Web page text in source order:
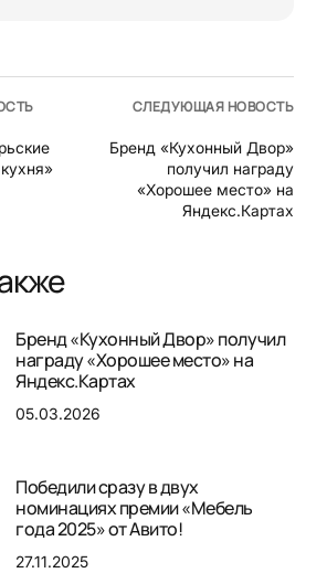
СЛЕДУЮЩАЯ НОВОСТЬ
Бренд «Кухонный Двор»
получил награду
«Хорошее место» на
Яндекс.Картах
Бренд «Кухонный Двор» получил
награду «Хорошее место» на
Яндекс.Картах
05.03.2026
Победили сразу в двух
номинациях премии «Мебель
года 2025» от Авито!
27.11.2025